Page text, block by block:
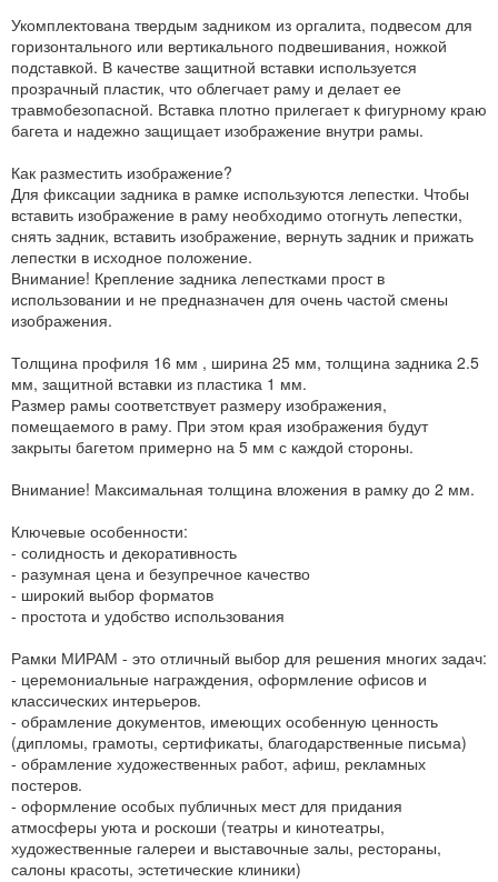
Укомплектована твердым задником из оргалита, подвесом для
горизонтального или вертикального подвешивания, ножкой
подставкой. В качестве защитной вставки используется
прозрачный пластик, что облегчает раму и делает ее
травмобезопасной. Вставка плотно прилегает к фигурному краю
багета и надежно защищает изображение внутри рамы.
Как разместить изображение?
Для фиксации задника в рамке используются лепестки. Чтобы
вставить изображение в раму необходимо отогнуть лепестки,
снять задник, вставить изображение, вернуть задник и прижать
лепестки в исходное положение.
Внимание! Крепление задника лепестками прост в
использовании и не предназначен для очень частой смены
изображения.
Толщина профиля 16 мм , ширина 25 мм, толщина задника 2.5
мм, защитной вставки из пластика 1 мм.
Размер рамы соответствует размеру изображения,
помещаемого в раму. При этом края изображения будут
закрыты багетом примерно на 5 мм с каждой стороны.
Внимание! Максимальная толщина вложения в рамку до 2 мм.
Ключевые особенности:
- солидность и декоративность
- разумная цена и безупречное качество
- широкий выбор форматов
- простота и удобство использования
Рамки МИРАМ - это отличный выбор для решения многих задач:
- церемониальные награждения, оформление офисов и
классических интерьеров.
- обрамление документов, имеющих особенную ценность
(дипломы, грамоты, сертификаты, благодарственные письма)
- обрамление художественных работ, афиш, рекламных
постеров.
- оформление особых публичных мест для придания
атмосферы уюта и роскоши (театры и кинотеатры,
художественные галереи и выставочные залы, рестораны,
салоны красоты, эстетические клиники)